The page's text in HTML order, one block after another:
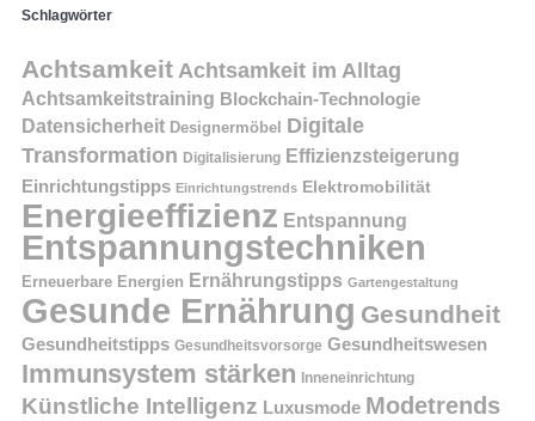
Schlagwörter
Achtsamkeit Achtsamkeit im Alltag
Achtsamkeitstraining Blockchain-Technologie
Datensicherheit Designermöbel
Digitale
Transformation Digitalisierung Effizienzsteigerung
Einrichtungstipps Einrichtungstrends Elektromobilität
Energieeffizienz Entspannung
Entspannungstechniken
Erneuerbare Energien Ernährungstipps Gartengestaltung
Gesunde Ernährung Gesundheit
Gesundheitstipps Gesundheitsvorsorge Gesundheitswesen
Immunsystem stärken Inneneinrichtung
Künstliche Intelligenz Luxusmode Modetrends